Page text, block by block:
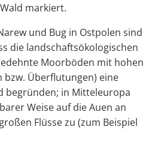
markiert.
und Bug in Ostpolen sind
die landschaftsökologischen
Moorböden mit hohen
bzw. Überflutungen) eine
begründen; in Mitteleuropa
Weise auf die Auen an
Flüsse zu (zum Beispiel